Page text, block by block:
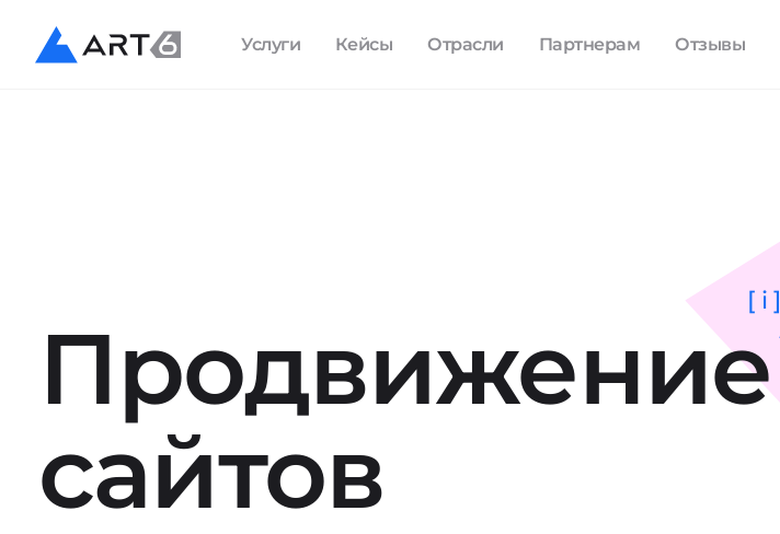
Услуги Кейсы Отрасли Партнерам Отзывы
Продвижение
сайтов
[ i ]